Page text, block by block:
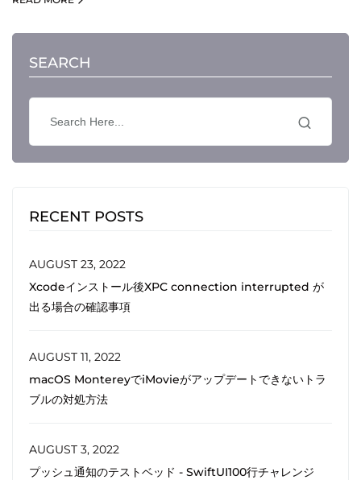
SEARCH
RECENT POSTS
AUGUST 23, 2022
Xcodeインストール後XPC connection interrupted が
出る場合の確認事項
AUGUST 11, 2022
macOS MontereyでiMovieがアップデートできないトラ
ブルの対処方法
AUGUST 3, 2022
プッシュ通知のテストベッド - SwiftUI100行チャレンジ